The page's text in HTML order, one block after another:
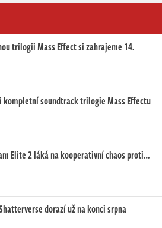
trilogii Mass Effect si zahrajeme 14.
kompletní soundtrack trilogie Mass Effectu
Elite 2 láká na kooperativní chaos proti…
dorazí už na konci srpna